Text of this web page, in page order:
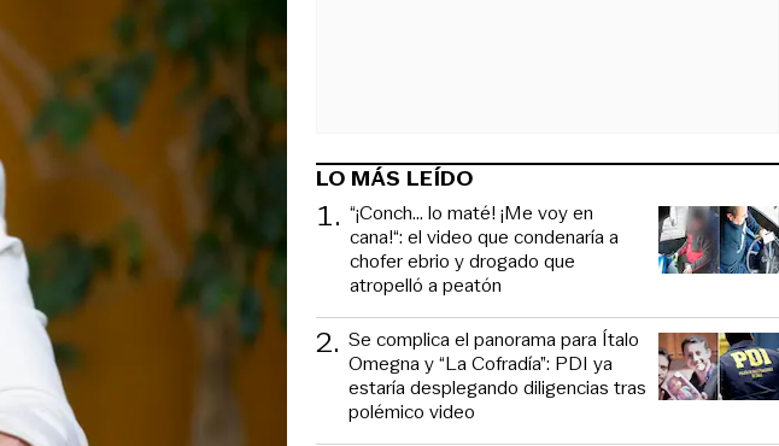
LO MÁS LEÍDO
1. “¡Conch... lo maté! ¡Me voy en
cana!“: el video que condenaría a
chofer ebrio y drogado que
atropelló a peatón
2. Se complica el panorama para Ítalo
Omegna y “La Cofradía”: PDI ya
estaría desplegando diligencias tras
polémico video